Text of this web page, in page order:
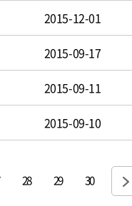
2015-12-01
2015-09-17
2015-09-11
2015-09-10
28 29 30